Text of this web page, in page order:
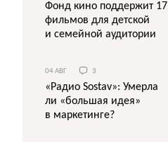
Фонд кино поддержит 17
фильмов для детской
и семейной аудитории
04 АВГ 3
«Радио Sostav»: Умерла
ли «большая идея»
в маркетинге?